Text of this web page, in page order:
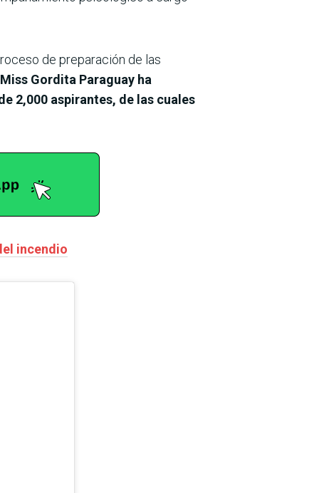
de preparación de las
Miss Gordita Paraguay ha
2,000 aspirantes, de las cuales
incendio